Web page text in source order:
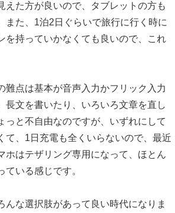
えた方が良いので、タブレットの方も
また、1泊2日ぐらいで旅行に行く時に
を持っていかなくても良いので、これ
難点は基本が音声入力かフリック入力
長文を書いたり、いろいろ文章を直し
っと不自由なのですが、いずれにして
て、1日充電も全くいらないので、最近
ホはテザリング専用になって、ほとん
ている感じです。
んな選択肢があって良い時代になりま